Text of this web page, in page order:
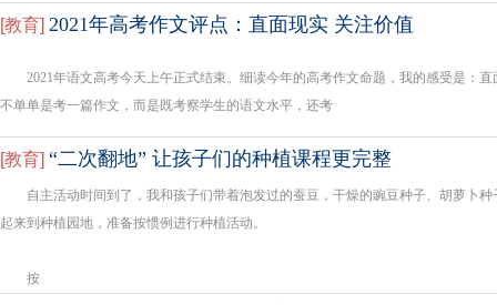
[教育] 2021年高考作文评点：直面现实 关注价值
2021年语文高考今天上午正式结束。细读今年的高考作文命题，我的感受是：直
不单单是考一篇作文，而是既考察学生的语文水平，还考
[教育] “二次翻地” 让孩子们的种植课程更完整
自主活动时间到了，我和孩子们带着泡发过的蚕豆，干燥的豌豆种子、胡萝卜种
起来到种植园地，准备按惯例进行种植活动。
按